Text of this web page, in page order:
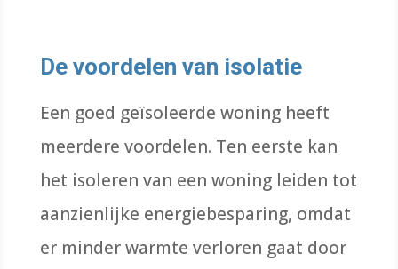
De voordelen van isolatie
Een goed geïsoleerde woning heeft
meerdere voordelen. Ten eerste kan
het isoleren van een woning leiden tot
aanzienlijke energiebesparing, omdat
er minder warmte verloren gaat door